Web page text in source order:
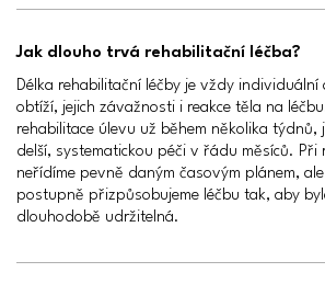
Jak dlouho trvá rehabilitační léčba?
Délka rehabilitační léčby je vždy
obtíží, jejich závažnosti i reakce těla na
rehabilitace úlevu už během několika
delší, systematickou péči v řádu měsíců. Při
neřídíme pevně daným časovým plánem,
postupně přizpůsobujeme léčbu tak, aby
dlouhodobě udržitelná.